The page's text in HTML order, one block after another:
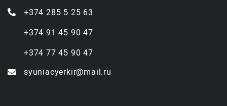
+374 285 5 25 63
+374 91 45 90 47
+374 77 45 90 47
syuniacyerkir@mail.ru